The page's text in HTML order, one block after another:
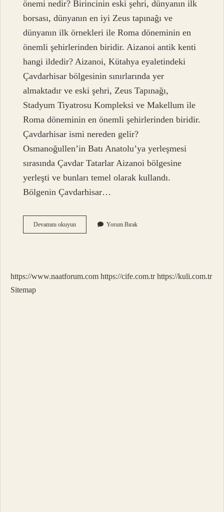
önemi nedir? Birincinin eski şehri, dünyanın ilk
borsası, dünyanın en iyi Zeus tapınağı ve
dünyanın ilk örnekleri ile Roma döneminin en
önemli şehirlerinden biridir. Aizanoi antik kenti
hangi ildedir? Aizanoi, Kütahya eyaletindeki
Çavdarhisar bölgesinin sınırlarında yer
almaktadır ve eski şehri, Zeus Tapınağı,
Stadyum Tiyatrosu Kompleksi ve Makellum ile
Roma döneminin en önemli şehirlerinden biridir.
Çavdarhisar ismi nereden gelir?
Osmanoğullen’in Batı Anatolu’ya yerleşmesi
sırasında Çavdar Tatarlar Aizanoi bölgesine
yerleşti ve bunları temel olarak kullandı.
Bölgenin Çavdarhisar…
Devamını okuyunAizanoi
Ismi
Yorum Bırak
https://www.naatforum.com https://cife.com.tr https://kuli.com.tr
Sitemap